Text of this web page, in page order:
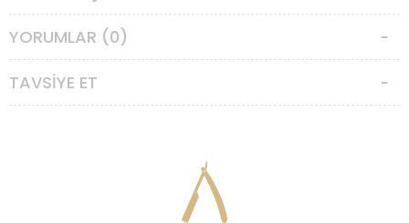
Usturalar ve genel çatal bıçak takımlarının yanı sıra buz baltaları da
bir İskoç dağında keşfedilen, yenilenmiş ve şimdi bir müzede bulunan
bir Alp Buz Baltası özellikle ilgi çekicidir.
Sonrasında buz patenleri şirket tarafından tüm Hill markası için
üretilmeye başlandı ve firmanın asıl ürünü haline geldiler. Nüfus
Usturamız polisajlanmış, kayışlanmış, dezenfekte edilmiş ve koruma
amaçlı yağlanmıştır. Paketten çıkarıldığı haliyle tıraşa hazırdır.
Usturalar özel ilgi ve bakım isterler. Keskin ağız mutlaka darbelerden
YORUMLAR (0)
TAVSIYE ET